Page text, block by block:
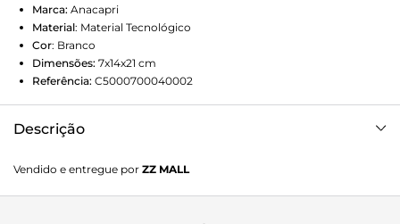
Marca: Anacapri
Material: Material Tecnológico
Cor: Branco
Dimensões: 7x14x21 cm
Referência: C5000700040002
Descrição
modelo clássico e estruturado com shape retangular traz
alça longa transversal, com fecho em tampo. Detalhe para
Vendido e entregue por ZZ MALL